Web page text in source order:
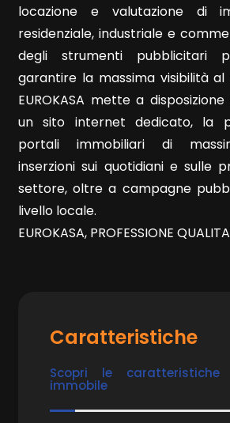
locazione e valutazione di
residenziale, industriale e
degli strumenti pubblicitari
garantire la massima visibilità
EUROKASA mette a
un sito internet dedicato, la
portali immobiliari di
inserzioni sui quotidiani e sulle
settore, oltre a campagne
livello locale.
EUROKASA, PROFESSIONE
Caratteristiche
Scopri le
immobile
3
4
5
Altre
opzioni
Posto auto/Box
Balcone/Terrazzo